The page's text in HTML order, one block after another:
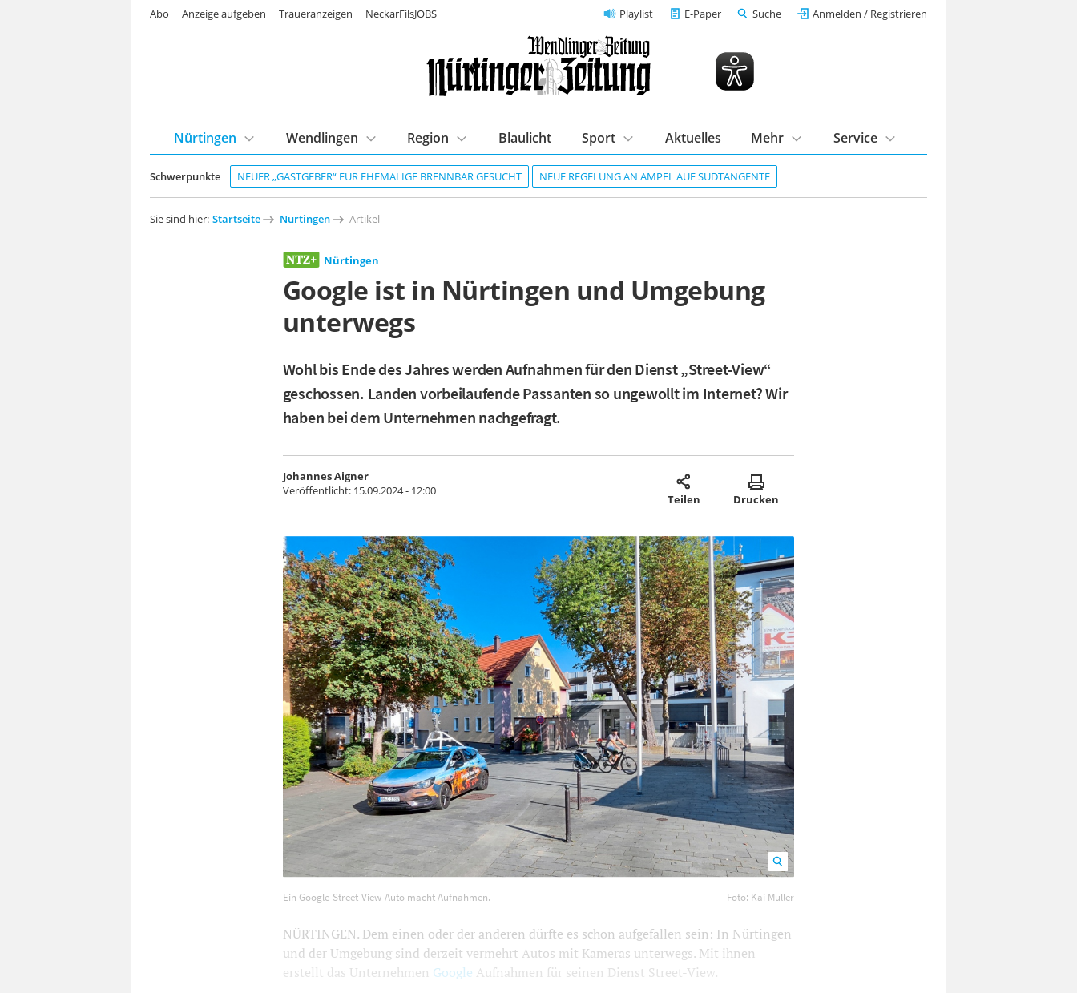
Playlist E-Paper Suche Anmelden / Registrieren
Schwerpunkte NEUER „GASTGEBER“ FÜR EHEMALIGE BRENNBAR GESUCHT NEUE REGELUNG AN AMPEL AUF SÜDTANGENTE
Nürtingen Wendlingen Region Blaulicht Sport Aktuelles Mehr Service
Abo Anzeige aufgeben Traueranzeigen NeckarFilsJOBS
Sie sind hier: Startseite Nürtingen Artikel
Nürtingen
Google ist in Nürtingen und Umgebung
unterwegs
Wohl bis Ende des Jahres werden Aufnahmen für den Dienst „Street-View“
geschossen. Landen vorbeilaufende Passanten so ungewollt im Internet? Wir
haben bei dem Unternehmen nachgefragt.
Johannes Aigner
Veröffentlicht: 15.09.2024 - 12:00
Teilen Drucken
Ein Google-Street-View-Auto macht Aufnahmen. Foto: Kai Müller
NÜRTINGEN. Dem einen oder der anderen dürfte es schon aufgefallen sein: In Nürtingen
und der Umgebung sind derzeit vermehrt Autos mit Kameras unterwegs. Mit ihnen
erstellt das Unternehmen Google Aufnahmen für seinen Dienst Street-View.